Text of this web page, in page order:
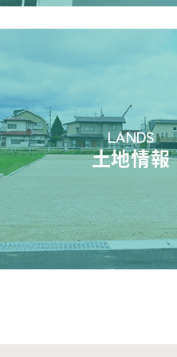
LANDS
土地情報